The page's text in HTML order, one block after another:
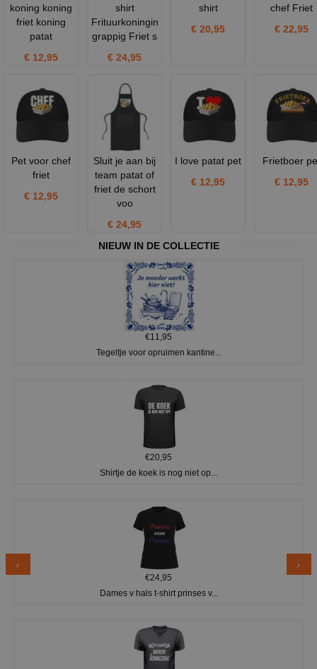
koning koning
friet koning
patat
€ 12,95
shirt
Frituurkoningin
grappig Friet s
€ 24,95
shirt
€ 20,95
chef Friet
€ 22,95
Pet voor chef
friet
€ 12,95
Sluit je aan bij
team patat of
friet de schort
voo
€ 24,95
I love patat pet
€ 12,95
Frietboer
€ 12,95
NIEUW IN DE COLLECTIE
€11,95
Tegeltje voor opruimen kantine...
€20,95
Shirtje de koek is nog niet op...
€24,95
Dames v hals t-shirt prinses v...